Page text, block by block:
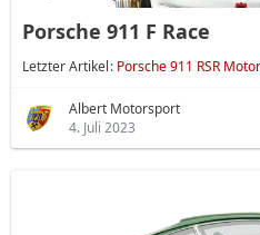
Porsche 911 F Race
Letzter Artikel Porsche 911 RSR
Albert Motorsport
4. Juli 2023